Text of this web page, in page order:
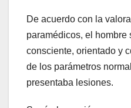
De acuerdo con la
paramédicos, el hombre
consciente, orientado y
de los parámetros
presentaba lesiones.